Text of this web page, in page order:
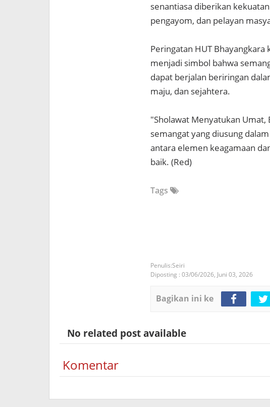
senantiasa diberikan
pengayom, dan pelayan
Peringatan HUT
menjadi simbol bahwa
dapat berjalan beriringan
maju, dan sejahtera.
"Sholawat Menyatukan
semangat yang diusung
antara elemen keagamaan
baik. (Red)
Tags
Seiri
Diposting : 03/06/2026, Juni 03, 2026
Bagikan ini ke
No related post available
Komentar